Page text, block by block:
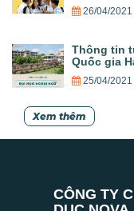
26/04/2021
Thông tin
Quốc gia
25/04/2021
Xem thêm
CÔNG TY